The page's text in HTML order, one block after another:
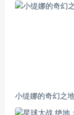
小缇娜的奇幻之